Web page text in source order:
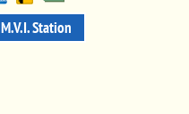
M.V.I. Station